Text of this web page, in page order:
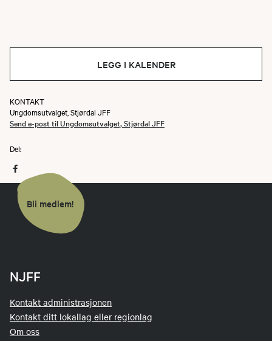
LEGG I KALENDER
KONTAKT
Ungdomsutvalget, Stjørdal JFF
Send e-post til Ungdomsutvalget, Stjørdal JFF
Del:
Bli medlem!
NJFF
Kontakt administrasjonen
Kontakt ditt lokallag eller regionlag
Om oss